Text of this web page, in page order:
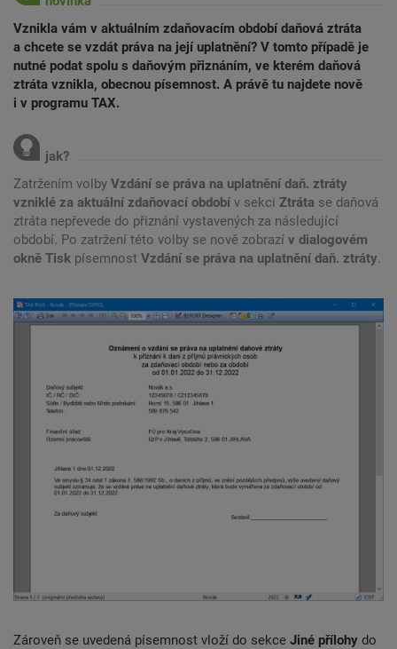
Vznikla vám v aktuálním zdaňovacím období daňová ztráta
a chcete se vzdát práva na její uplatnění? V tomto případě je
nutné podat spolu s daňovým přiznáním, ve kterém daňová
ztráta vznikla, obecnou písemnost. A právě tu najdete nově
i v programu TAX.
Zatržením volby Vzdání se práva na uplatnění daň. ztráty
vzniklé za aktuální zdaňovací období v sekci Ztráta se daňová
ztráta nepřevede do přiznání vystavených za následující
období. Po zatržení této volby se nově zobrazí v dialogovém
okně Tisk písemnost Vzdání se práva na uplatnění daň. ztráty.
Zároveň se uvedená písemnost vloží do sekce Jiné přílohy do